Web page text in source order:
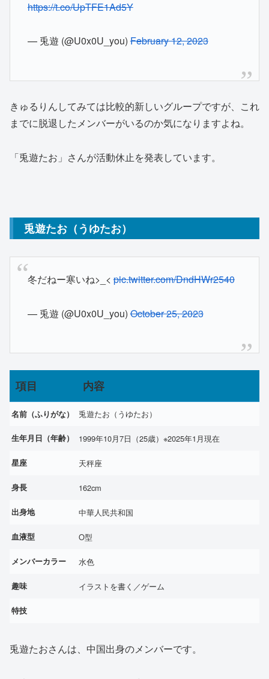
https://t.co/UpTFE1Ad5Y
— 兎遊 (@U0x0U_you)February 12, 2023
きゅるりんしてみては比較的新しいグループですが、これ
までに脱退したメンバーがいるのか気になりますよね。
「兎遊たお」さんが活動休止を発表しています。
兎遊たお（うゆたお）
冬だねー寒いね>_<pic.twitter.com/DndHWr2540
— 兎遊 (@U0x0U_you)October 25, 2023
項目 内容
名前（ふりがな） 兎遊たお（うゆたお）
生年月日（年齢） 1999年10月7日（25歳）※2025年1月現在
星座 天秤座
身長 162cm
出身地 中華人民共和国
血液型 O型
メンバーカラー 水色
趣味 イラストを書く／ゲーム
特技
兎遊たおさんは、中国出身のメンバーです。